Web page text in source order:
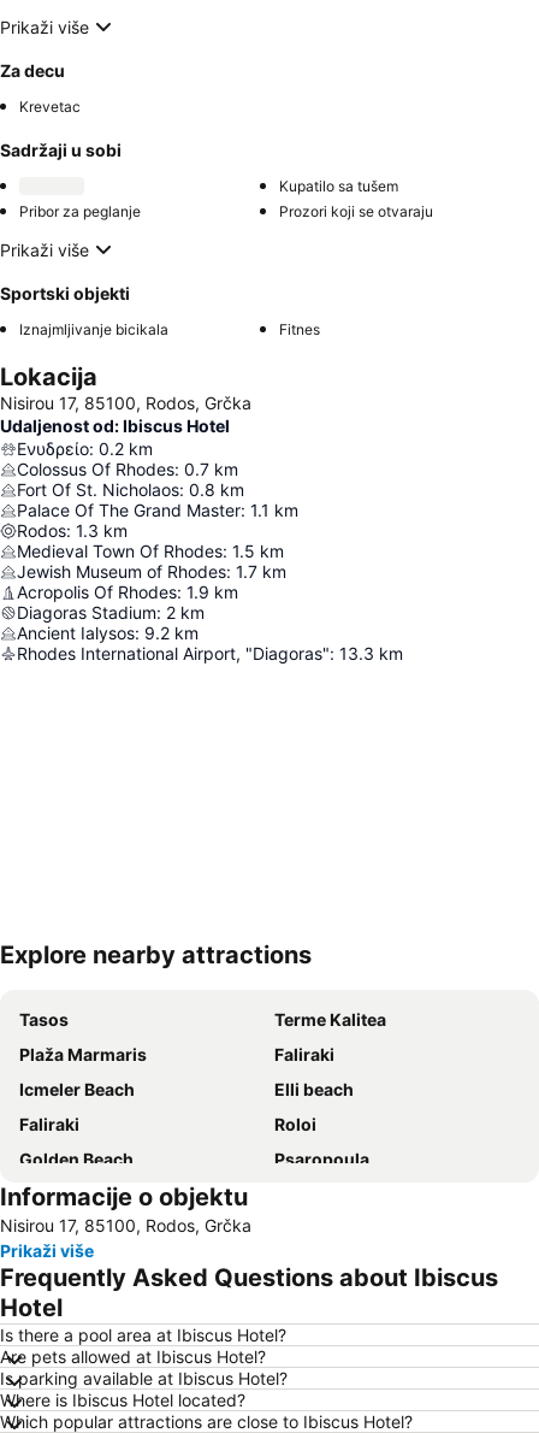
Prikaži više
Za decu
Krevetac
Sadržaji u sobi
Kupatilo sa tušem
Pribor za peglanje
Prozori koji se otvaraju
Prikaži više
Sportski objekti
Iznajmljivanje bicikala Fitnes
Lokacija
Nisirou 17, 85100, Rodos, Grčka
Udaljenost od: Ibiscus Hotel
Ενυδρείο: 0.2 km
Colossus Of Rhodes: 0.7 km
Fort Of St. Nicholaos: 0.8 km
Palace Of The Grand Master: 1.1 km
Rodos: 1.3 km
Medieval Town Of Rhodes: 1.5 km
Jewish Museum of Rhodes: 1.7 km
Acropolis Of Rhodes: 1.9 km
Diagoras Stadium: 2 km
Ancient Ialysos: 9.2 km
Rhodes International Airport, "Diagoras": 13.3 km
Explore nearby attractions
Tasos
Terme Kalitea
Plaža Marmaris
Faliraki
Icmeler Beach
Elli beach
Faliraki
Roloi
Golden Beach
Psaropoula
Kon Tiki
Cactus
Afandou
Turunc Public Beach
Icmeler II Public Beach
26. 28th October - NO anniversary
Akvarijum u Rodosu
Aqua Dream Water Park
Sogutkoy
Informacije o objektu
Nisirou 17, 85100, Rodos, Grčka
Prikaži više
Frequently Asked Questions about Ibiscus
Hotel
Is there a pool area at Ibiscus Hotel?
Are pets allowed at Ibiscus Hotel?
Is parking available at Ibiscus Hotel?
Where is Ibiscus Hotel located?
Which popular attractions are close to Ibiscus Hotel?